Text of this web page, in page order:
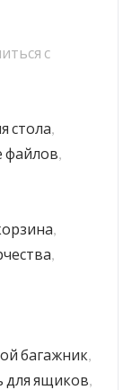
с
стола,
файлов,
,
,
багажник,
для ящиков,